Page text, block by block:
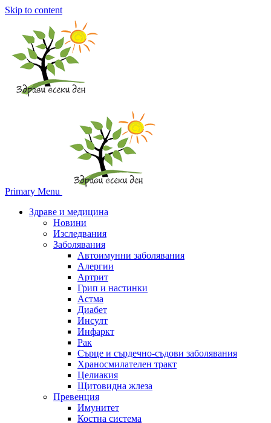
Skip to content
Primary Menu
Здраве и медицина
Новини
Изследвания
Заболявания
Автоимунни заболявания
Алергии
Артрит
Грип и настинки
Астма
Диабет
Инсулт
Инфаркт
Рак
Сърце и сърдечно-съдови заболявания
Храносмилателен тракт
Целиакия
Щитовидна жлеза
Превенция
Имунитет
Костна система